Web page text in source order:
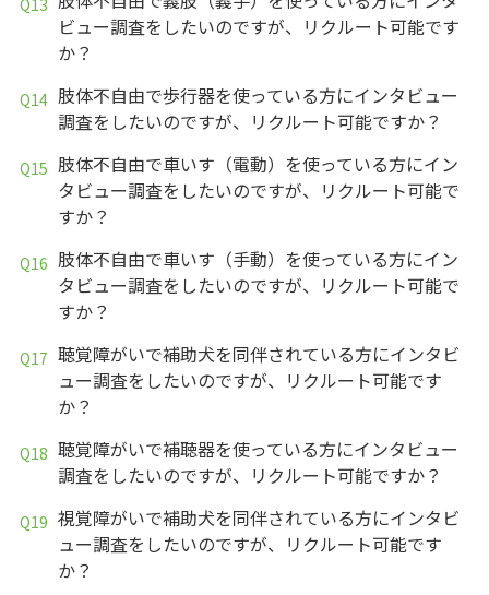
ビュー調査をしたいのですが、リクルート可能です
か？
肢体不自由で歩行器を使っている方にインタビュー
調査をしたいのですが、リクルート可能ですか？
肢体不自由で車いす（電動）を使っている方にイン
タビュー調査をしたいのですが、リクルート可能で
すか？
肢体不自由で車いす（手動）を使っている方にイン
タビュー調査をしたいのですが、リクルート可能で
すか？
聴覚障がいで補助犬を同伴されている方にインタビ
ュー調査をしたいのですが、リクルート可能です
か？
聴覚障がいで補聴器を使っている方にインタビュー
調査をしたいのですが、リクルート可能ですか？
視覚障がいで補助犬を同伴されている方にインタビ
ュー調査をしたいのですが、リクルート可能です
か？